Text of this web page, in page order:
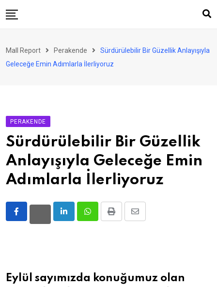
to
Perakende
Ürün ve Hizmet
Enerji
Haber
Gündem
Mall Report Perakende
Sürdürülebilir Bir Güzellik Anlayışıyla
Geleceğe Emin Adımlarla İlerliyoruz
PERAKENDE
Sürdürülebilir Bir Güzellik
Anlayışıyla Geleceğe Emin
Adımlarla İlerliyoruz
LinkedInWhatsappPrint
Share
Eylül sayımızda konuğumuz olan